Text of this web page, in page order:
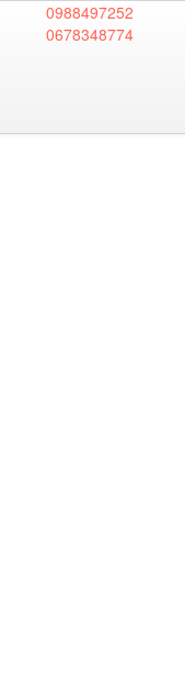
0988497252
0678348774